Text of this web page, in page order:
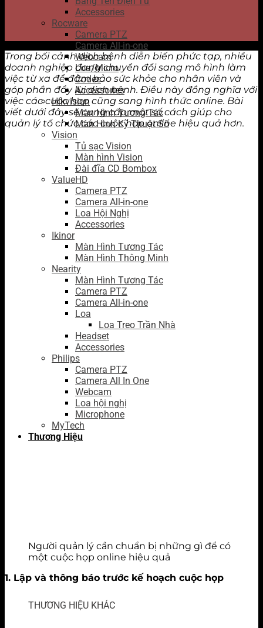
Accessories
Rocware
Camera PTZ
Camera All-in-one
Webcam
Loa/Micro
Codec
Accessories
Hikvision
Màn Hình Tương Tác
Màn Hình Kỹ Thuật Số
Vision
Tủ sạc Vision
Màn hình Vision
Đài đĩa CD Bombox
ValueHD
Camera PTZ
Camera All-in-one
Loa Hội Nghị
Accessories
Ikinor
Màn Hình Tương Tác
Màn Hình Thông Minh
Nearity
Màn Hình Tương Tác
Camera PTZ
Camera All-in-one
Loa
Loa Treo Trần Nhà
Headset
Accessories
Philips
Camera PTZ
Camera All In One
Webcam
Loa hội nghị
Microphone
MyTech
Thương Hiệu
THƯƠNG HIỆU KHÁC
Trong bối cảnh dịch bệnh diễn biến phức tạp, nhiều
doanh nghiệp đang chuyển đổi sang mô hình làm
việc từ xa để đảm bảo sức khỏe cho nhân viên và
góp phần đẩy lùi dịch bệnh. Điều này đồng nghĩa với
việc các cuộc họp cũng sang hình thức online. Bài
viết dưới đây sẽ cung cấp một số cách giúp cho
quản lý tổ chức các cuộc họp online hiệu quả hơn.
Người quản lý cần chuẩn bị những gì để có
một cuộc họp online hiệu quả
1. Lập và thông báo trước kế hoạch cuộc họp